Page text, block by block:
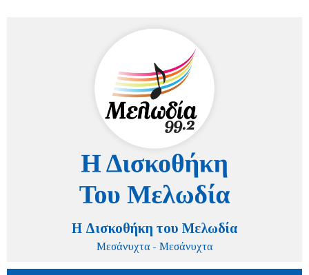
Η Δισκοθήκη του Μελωδία
Μεσάνυχτα - Μεσάνυχτα